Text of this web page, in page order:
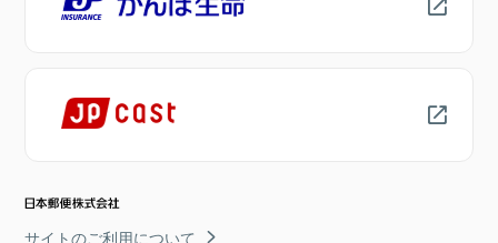
サイトのご利用について